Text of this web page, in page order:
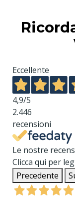
Eccellente
4,9/5
2.446
recensioni
Le nostre
Clicca qui per
Precedente